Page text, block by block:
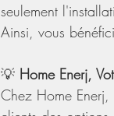
seulement
Ainsi, vous
💡 Home Enerj,
Chez Home